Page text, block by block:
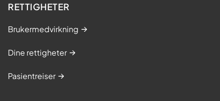
RETTIGHETER
Brukermedvirkning
Dine rettigheter
Pasientreiser